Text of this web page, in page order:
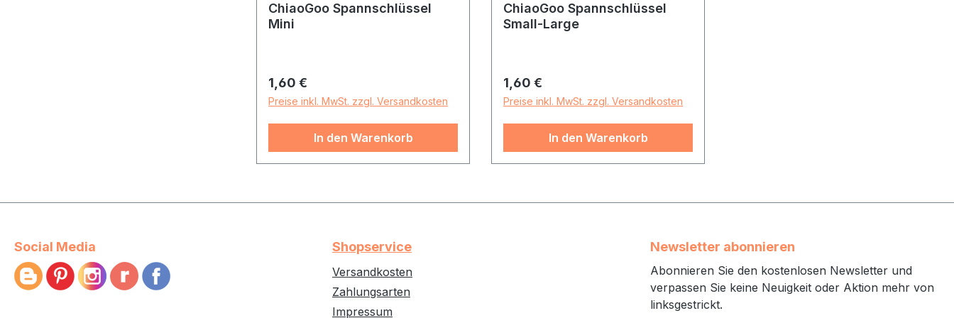
ChiaoGoo Spannschlüssel
Mini
Regulärer Preis:
1,60 €
Preise inkl. MwSt. zzgl. Versandkosten
In den Warenkorb
ChiaoGoo Spannschlüssel
Small-Large
Regulärer Preis:
1,60 €
Preise inkl. MwSt. zzgl. Versandkosten
In den Warenkorb
Social Media Shopservice
Versandkosten
Zahlungsarten
Impressum
Newsletter abonnieren
Abonnieren Sie den kostenlosen Newsletter und
verpassen Sie keine Neuigkeit oder Aktion mehr von
linksgestrickt.